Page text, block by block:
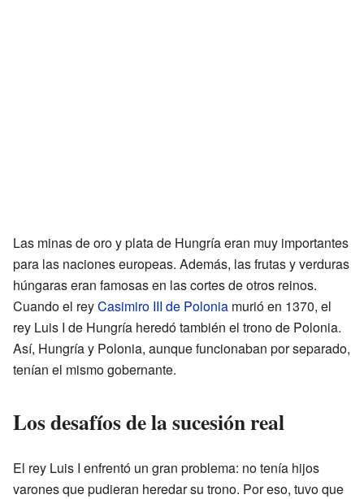
Las minas de oro y plata de Hungría eran muy importantes
para las naciones europeas. Además, las frutas y verduras
húngaras eran famosas en las cortes de otros reinos.
Cuando el reyCasimiro III de Polonia murió en 1370, el
rey Luis I de Hungría heredó también el trono de Polonia.
Así, Hungría y Polonia, aunque funcionaban por separado,
tenían el mismo gobernante.
Los desafíos de la sucesión real
El rey Luis I enfrentó un gran problema: no tenía hijos
varones que pudieran heredar su trono. Por eso, tuvo que